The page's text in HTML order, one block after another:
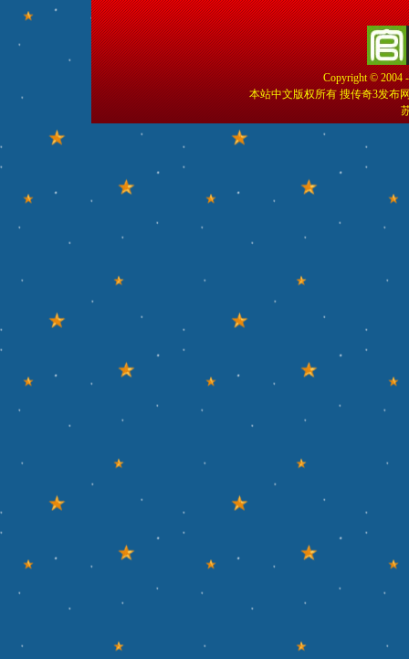
Copyright © 2004
本站中文版权所有 搜传奇3发布